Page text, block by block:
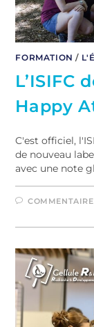
FORMATION /
L’ISIFC
Happy
C'est officiel,
de nouveau
avec une note